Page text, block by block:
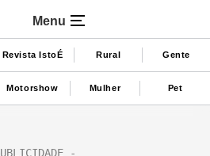
Menu
Revista IstoÉ Rural Gente
Motorshow Mulher Pet